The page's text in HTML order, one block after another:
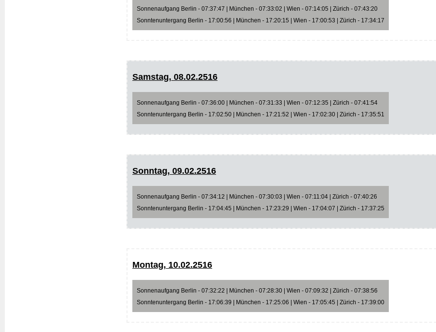
Sonnenaufgang Berlin - 07:37:47 | München - 07:33:02 | Wien - 07:14:05 | Zürich - 07:43:20
Sonntenuntergang Berlin - 17:00:56 | München - 17:20:15 | Wien - 17:00:53 | Zürich - 17:34:17
Samstag, 08.02.2516
Sonnenaufgang Berlin - 07:36:00 | München - 07:31:33 | Wien - 07:12:35 | Zürich - 07:41:54
Sonntenuntergang Berlin - 17:02:50 | München - 17:21:52 | Wien - 17:02:30 | Zürich - 17:35:51
Sonntag, 09.02.2516
Sonnenaufgang Berlin - 07:34:12 | München - 07:30:03 | Wien - 07:11:04 | Zürich - 07:40:26
Sonntenuntergang Berlin - 17:04:45 | München - 17:23:29 | Wien - 17:04:07 | Zürich - 17:37:25
Montag, 10.02.2516
Sonnenaufgang Berlin - 07:32:22 | München - 07:28:30 | Wien - 07:09:32 | Zürich - 07:38:56
Sonntenuntergang Berlin - 17:06:39 | München - 17:25:06 | Wien - 17:05:45 | Zürich - 17:39:00